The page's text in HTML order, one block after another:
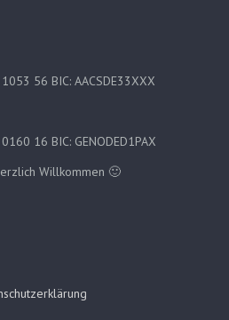
56 BIC: AACSDE33XXX
16 BIC: GENODED1PAX
Willkommen 🙂